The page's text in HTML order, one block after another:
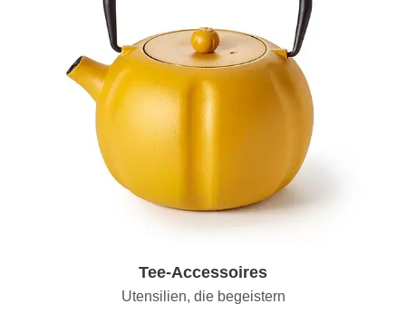
Tee-Accessoires
Utensilien, die begeistern